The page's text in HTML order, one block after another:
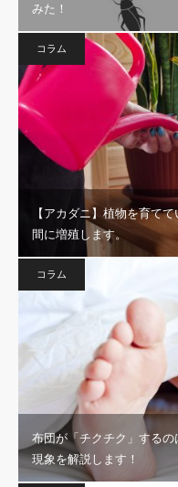
みた！
コラム
【アカダニ】植物を育て
間に増殖します。
コラム
布団が「チクチク」する
現象を解説します！